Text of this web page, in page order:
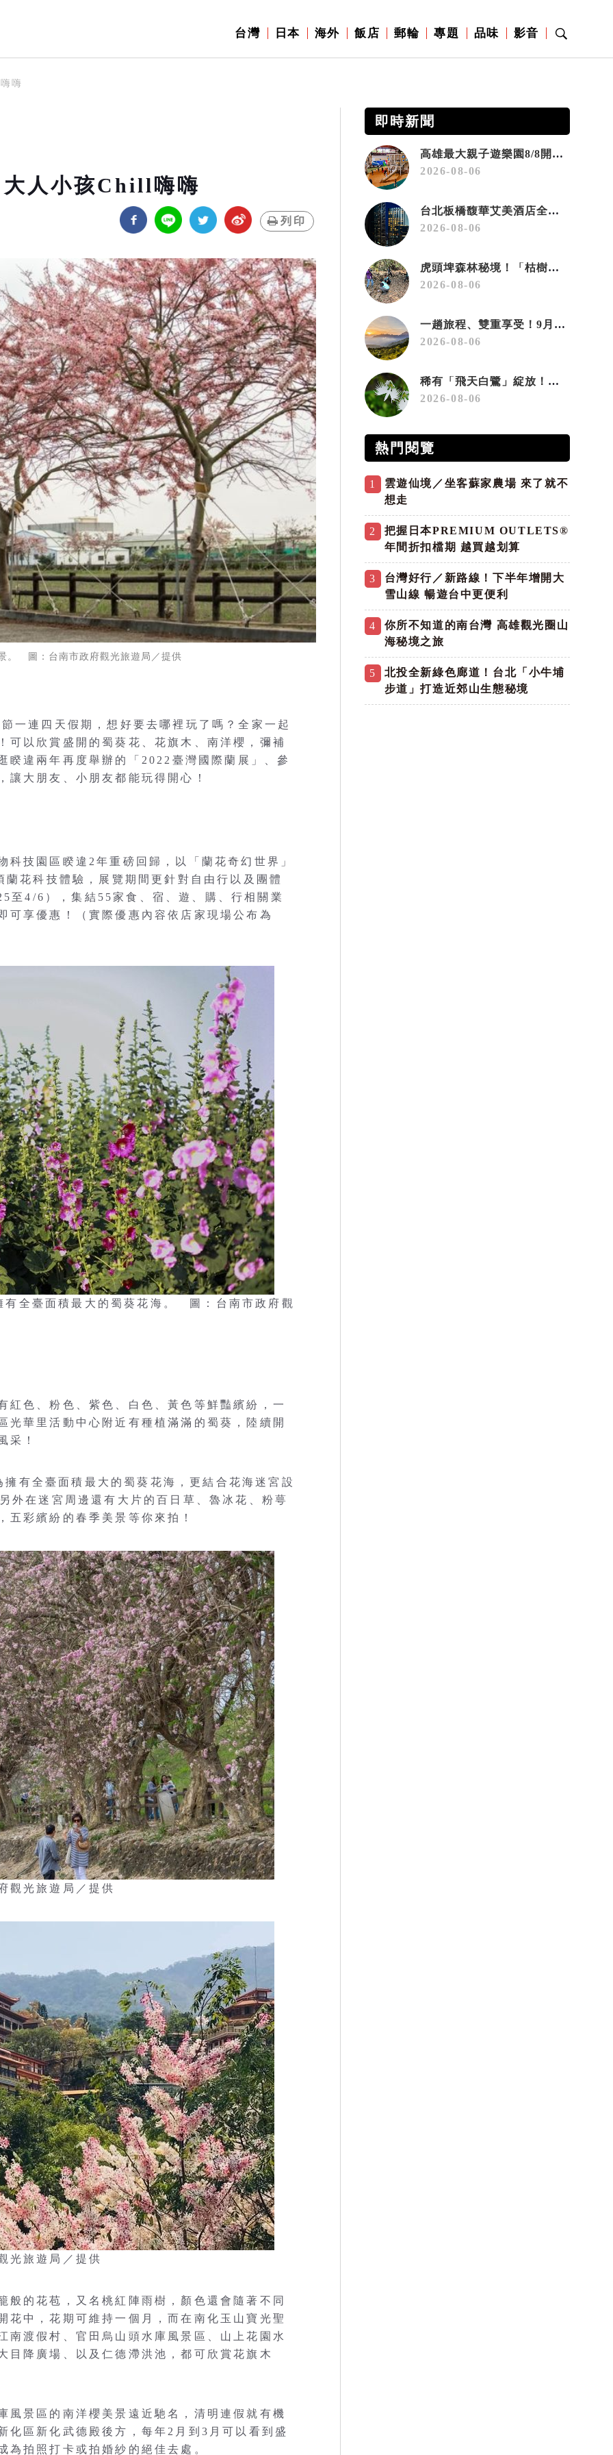
台灣 日本 海外 飯店 郵輪 專題 品味 影音
嗨
大人小孩Chill嗨嗨
列印
。 圖：台南市政府觀光旅遊局／提供
一連四天假期，想好要去哪裡玩了嗎？全家一起
可以欣賞盛開的蜀葵花、花旗木、南洋櫻，彌補
睽違兩年再度舉辦的「2022臺灣國際蘭展」、參
讓大朋友、小朋友都能玩得開心！
技園區睽違2年重磅回歸，以「蘭花奇幻世界」
花科技體驗，展覽期間更針對自由行以及團體
至4/6），集結55家食、宿、遊、購、行相關業
可享優惠！（實際優惠內容依店家現場公布為
全臺面積最大的蜀葵花海。 圖：台南市政府觀
紅色、粉色、紫色、白色、黃色等鮮豔繽紛，一
光華里活動中心附近有種植滿滿的蜀葵，陸續開
采！
有全臺面積最大的蜀葵花海，更結合花海迷宮設
外在迷宮周邊還有大片的百日草、魯冰花、粉萼
五彩繽紛的春季美景等你來拍！
光旅遊局／提供
光旅遊局／提供
般的花苞，又名桃紅陣雨樹，顏色還會隨著不同
花中，花期可維持一個月，而在南化玉山寶光聖
南渡假村、官田烏山頭水庫風景區、山上花園水
目降廣場、以及仁德滯洪池，都可欣賞花旗木
風景區的南洋櫻美景遠近馳名，清明連假就有機
化區新化武德殿後方，每年2月到3月可以看到盛
為拍照打卡或拍婚紗的絕佳去處。
即時新聞
高雄最大親子遊樂園8/8開幕！30項設施免費玩、YOYO家族嗨翻暑假
2026-08-06
台北板橋馥華艾美酒店全新開幕 感官藝術策展打造旅居新風格
2026-08-06
虎頭埤森林秘境！「枯樹籬步道」生態復育有成 走進大自然生命教室
2026-08-06
一趟旅程、雙重享受！9月住宿合歡山 順遊奧萬大10元優惠入園
2026-08-06
稀有「飛天白鷺」綻放！神戶六甲高山植物園「鷺草」珍貴現身
2026-08-06
熱門閱覽
1
雲遊仙境／坐客蘇家農場 來了就不
想走
2
把握日本PREMIUM OUTLETS®
年間折扣檔期 越買越划算
3
台灣好行／新路線！下半年增開大
雪山線 暢遊台中更便利
4
你所不知道的南台灣 高雄觀光圈山
海秘境之旅
5
北投全新綠色廊道！台北「小牛埔
步道」打造近郊山生態秘境